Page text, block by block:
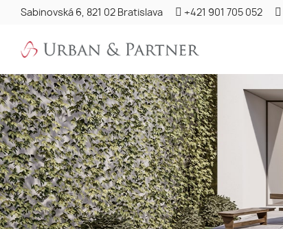
Sabinovská 6, 821 02 Bratislava +421 901 705 052